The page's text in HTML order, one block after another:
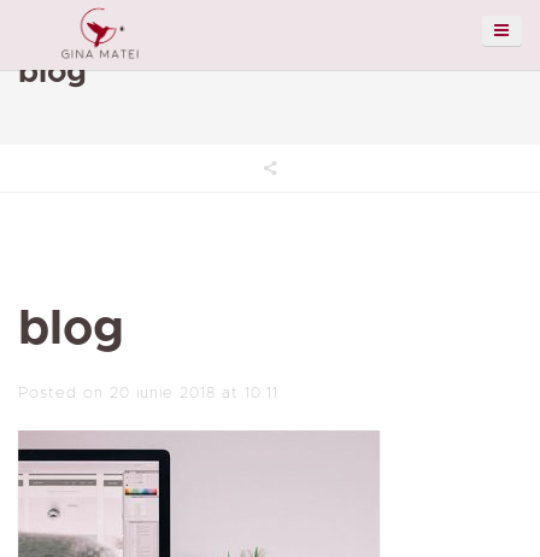
blog
blog
Posted on 20 iunie 2018 at 10:11